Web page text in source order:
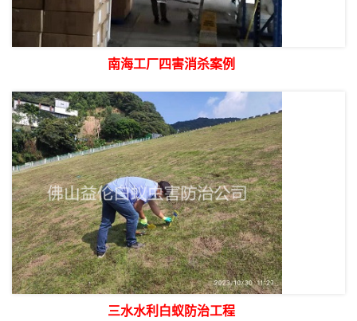
南海工厂四害消杀案例
三水水利白蚁防治工程